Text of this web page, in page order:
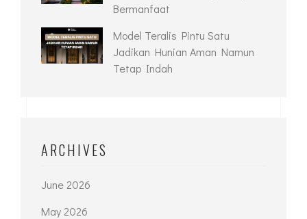
Bermanfaat
Model Teralis Pintu Satu
Jadikan Hunian Aman Namun
Tetap Indah
ARCHIVES
June 2026
May 2026